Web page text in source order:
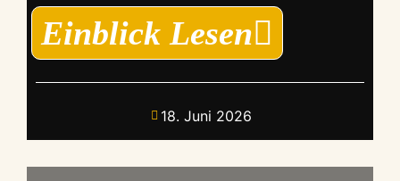
Einblick Lesen
18. Juni 2026